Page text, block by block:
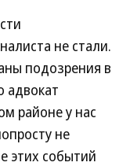
не стали.
подозрения в
адвокат
районе у нас
не
этих событий